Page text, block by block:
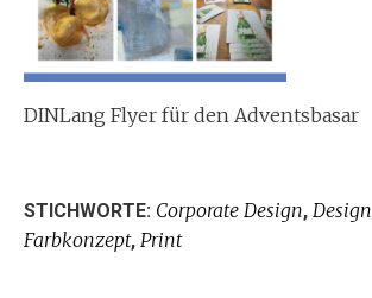
DINLang Flyer für den Adventsbasar
STICHWORTE: Corporate Design, Design
Farbkonzept, Print